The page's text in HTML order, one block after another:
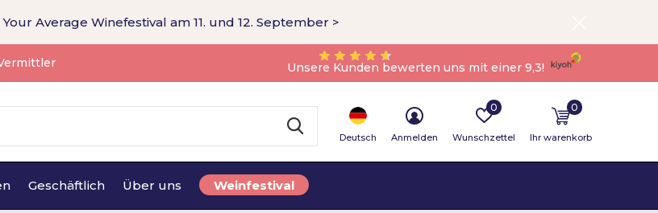
Geschäftlich Über uns Weinfestival
Deutsch Anmelden Wunschzettel
0
Ihr warenkorb
0
Unsere Kunden bewerten uns mit einer 9,3!
Average Winefestival am 11. und 12. September >